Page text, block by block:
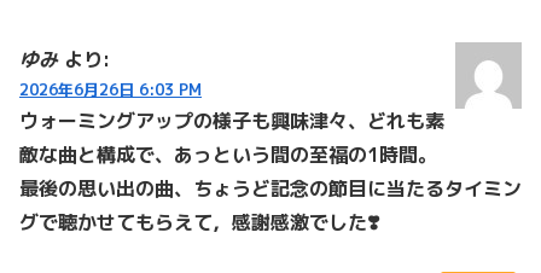
ゆみ より:
2026年6月26日 6:03 PM
ウォーミングアップの様子も興味津々、どれも素
敵な曲と構成で、あっという間の至福の1時間。
最後の思い出の曲、ちょうど記念の節目に当たるタイミン
グで聴かせてもらえて，感謝感激でした❣️